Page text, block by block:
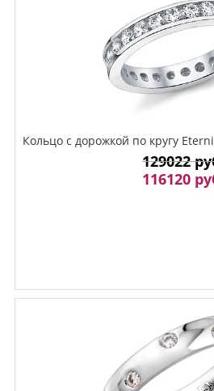
Кольцо с дорожкой по кругу
129022
116120